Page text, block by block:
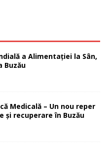
a Alimentației la Sân,
Buzău
Medicală – Un nou reper
și recuperare în Buzău